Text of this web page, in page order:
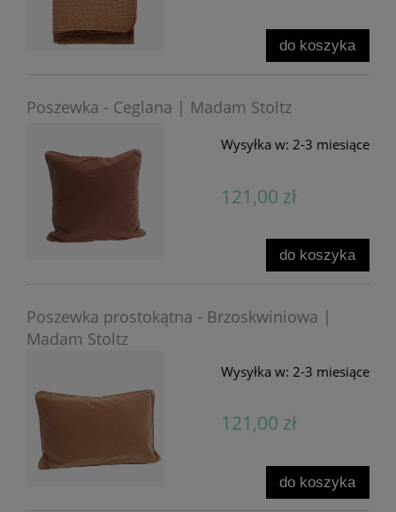
do koszyka
Poszewka - Ceglana | Madam Stoltz
Wysyłka w: 2-3 miesiące
121,00 zł
do koszyka
Poszewka prostokątna - Brzoskwiniowa |
Madam Stoltz
Wysyłka w: 2-3 miesiące
121,00 zł
do koszyka